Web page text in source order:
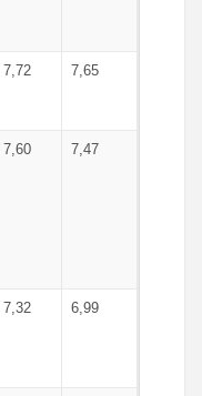
7,72 7,65
7,60 7,47
7,32 6,99